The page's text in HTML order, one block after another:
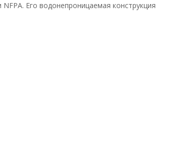
Его водонепроницаемая конструкция